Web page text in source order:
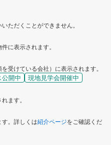
ただくことができません。
に表示されます。
受けている会社）に表示されます。
開中
現地見学会開催中
ます。
。詳しくは紹介ページをご確認くだ